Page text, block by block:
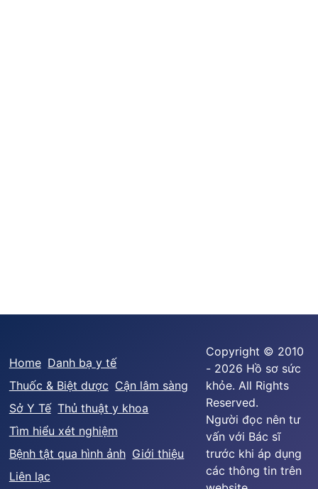
Home Danh bạ y tế
Thuốc & Biệt dược Cận lâm sàng
Sở Y Tế Thủ thuật y khoa
Tìm hiểu xét nghiệm
Bệnh tật qua hình ảnh Giới thiệu
Liên lạc
Copyright © 2010
- 2026 Hồ sơ sức
khỏe. All Rights
Reserved.
Người đọc nên tư
vấn với Bác sĩ
trước khi áp dụng
các thông tin trên